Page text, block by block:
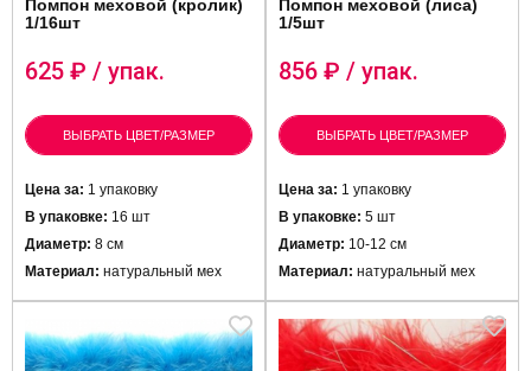
Помпон меховой (кролик)
1/16шт
625 ₽ / упак.
ВЫБРАТЬ ЦВЕТ/РАЗМЕР
Цена за: 1 упаковку
В упаковке: 16 шт
Диаметр: 8 см
Материал: натуральный мех
Помпон меховой (лиса)
1/5шт
856 ₽ / упак.
ВЫБРАТЬ ЦВЕТ/РАЗМЕР
Цена за: 1 упаковку
В упаковке: 5 шт
Диаметр: 10-12 см
Материал: натуральный мех